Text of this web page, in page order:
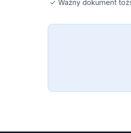
✓ Ważny dokument